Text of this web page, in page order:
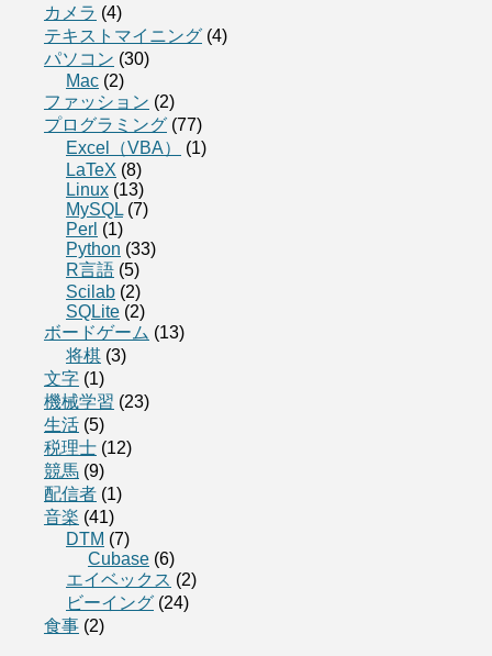
カメラ (4)
テキストマイニング (4)
パソコン (30)
Mac (2)
ファッション (2)
プログラミング (77)
Excel（VBA）
(1)
LaTeX (8)
Linux (13)
MySQL (7)
Perl (1)
Python (33)
R言語 (5)
Scilab (2)
SQLite (2)
ボードゲーム (13)
将棋 (3)
文字 (1)
機械学習 (23)
生活 (5)
税理士 (12)
競馬 (9)
配信者 (1)
音楽 (41)
DTM (7)
Cubase (6)
エイベックス (2)
ビーイング (24)
食事 (2)